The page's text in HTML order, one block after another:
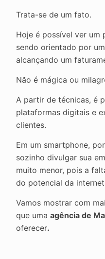
Trata-se de um fato.
Hoje é possível ver um
sendo orientado por um
alcançando um
Não é mágica ou
A partir de técnicas, é
plataformas digitais e
clientes.
Em um smartphone,
sozinho divulgar sua
muito menor, pois a
do potencial da
Vamos mostrar com
que uma agência de
oferecer.